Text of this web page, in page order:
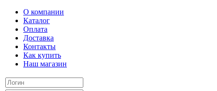
О компании
Каталог
Оплата
Доставка
Контакты
Как купить
Наш магазин